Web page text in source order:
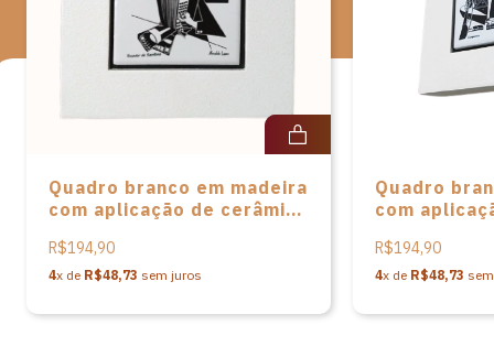
preservar a natureza. A designer, investindo no potencial da
importante flora brasileira, projeta uma linguagem diferenciada
na criação de objetos de decoração e arte, como mesas e
sousplats e pastilhas. Suas peças utilizam matérias-primas
ecologicamente corretas, valorizando principalmente a flora da
Medidas: A-19cm L-19cm P-2cm Peso: 325 gramas
Quadro branco em madeira
com aplicação de cerâmica
“Tocador de sanfona” de
Arnaldo Lopes
R$194,90
4x de R$48,73 sem juros
Quadro
com
Lopes
R$194,90
4x de R$48,73